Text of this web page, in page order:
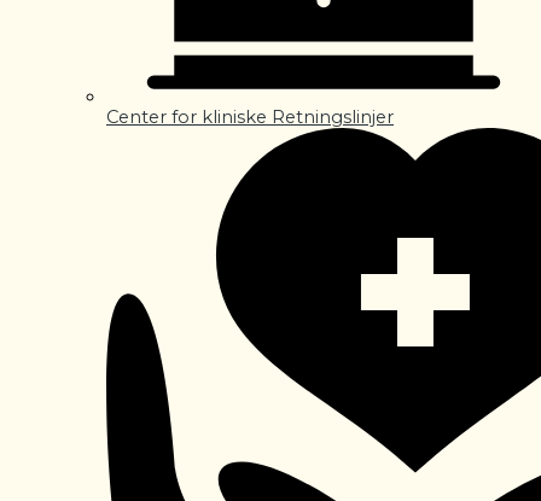
Center for kliniske Retningslinjer